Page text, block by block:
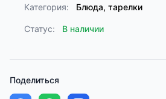
Категория: Блюда, тарелки
Статус: В наличии
Поделиться